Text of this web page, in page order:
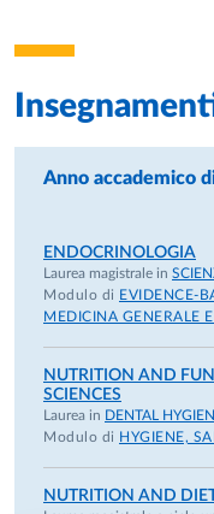
Programme sul
nell’obesità.
“From β cell
diabetes”.
for the Study of
Fellowship ULB a
della pandemia
Reviewer per riviste
Diabetologica,Frontiers
Mediterranean Journal
Food&Functione
Anno accademico
ENDOCRINOLOGIA
Laurea magistrale in
Modulo di EVIDENCE-
MEDICINA GENERALE
NUTRITION AND
SCIENCES
Laurea in DENTAL
Modulo di HYGIENE,
NUTRITION AND